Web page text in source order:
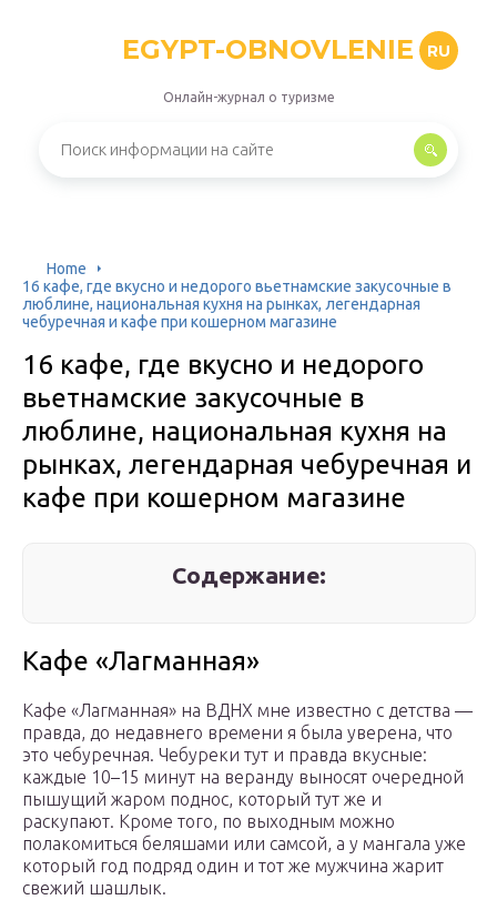
EGYPT-OBNOVLENIE RU
Онлайн-журнал о туризме
Home
16 кафе, где вкусно и недорого вьетнамские закусочные в
люблине, национальная кухня на рынках, легендарная
чебуречная и кафе при кошерном магазине
16 кафе, где вкусно и недорого
вьетнамские закусочные в
люблине, национальная кухня на
рынках, легендарная чебуречная и
кафе при кошерном магазине
Содержание:
Кафе «Лагманная»
Кафе «Лагманная» на ВДНХ мне известно с детства —
правда, до недавнего времени я была уверена, что
это чебуречная. Чебуреки тут и правда вкусные:
каждые 10–15 минут на веранду выносят очередной
пышущий жаром поднос, который тут же и
раскупают. Кроме того, по выходным можно
полакомиться беляшами или самсой, а у мангала уже
который год подряд один и тот же мужчина жарит
свежий шашлык.